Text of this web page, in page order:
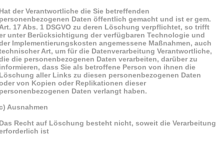
der Verantwortliche die Sie betreffenden
Daten öffentlich gemacht und ist er gem.
17 Abs. 1 DSGVO zu deren Löschung verpflichtet, so trifft
unter Berücksichtigung der verfügbaren Technologie und
Implementierungskosten angemessene Maßnahmen, auch
Art, um für die Datenverarbeitung Verantwortliche,
die personenbezogenen Daten verarbeiten, darüber zu
dass Sie als betroffene Person von ihnen die
aller Links zu diesen personenbezogenen Daten
von Kopien oder Replikationen dieser
Daten verlangt haben.
Ausnahmen
Recht auf Löschung besteht nicht, soweit die Verarbeitung
ist